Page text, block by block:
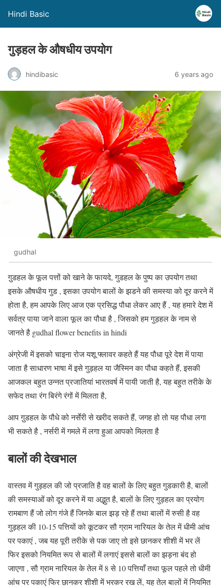
Hindi Basic
गुड़हल के औषधीय उपयोग
hindibasic 6 years ago
gudhal
गु़डहल के फूल पत्तों को खाने के फायदे, गुडहल के पुष्प का उपयोग तथा
इसके औषधीय गुड , इसका उपयोग बालों के झडने की समस्या को दूर करने में
होता है, हम आपके लिए आज एक प्रसिद्ध पौधा लेकर आए हैं , यह हमारे देश में
सर्वत्र पाया जाने वाला फूल का पौधा है , जिसको हम गुड़हल के नाम से
जानते है gudhal flower benefits in hindi
अंग्रेजी में इसको चाइना रोज यशू फ्लावर कहते हैं यह पौधा पूरे देश में पाया
जाता है साधारण भाषा में इसे गुड़हल या जैस्मिन का पौधा कहते हैं, इसकी
आजकल बहुत उन्नत प्रजातियां भारतवर्ष में पायी जाती है, यह बहुत तरीके के
सफेद तथा रंग बिरंगे रंगों में मिलता है,
आप गु़डहल के पौधे को नर्सेरी से खरीद सकते हैं, जगह हो तो यह पौधा लगा
भी सकते है , नर्सरी में गमले में लगा हुआ आपको मिलता है
बालों की देखभाल
वास्तव में गुड़हल की जो प्रजाति है वह बालों के लिए बहुत गुडकारी है, बालों
की समस्याओं को दूर करने में या अद्भुत है, बालों के लिए गुड़हल का प्रयोग
रामबाण हैं जो लोग गंजे हैं जिनके बाल झड़ रहे हैं तथा बालों में रुसी है वह
गुड़हल की 10-15 पत्तियों को कूटकर सौ ग्राम नारियल के तेल में धीमी आंच
पर पकाएं , जब यह पूरी तरीके से पक जाए तो इसे छानकर शीशी में भर लें
फिर इसको नियमित रूप से बालों में लगाएं इससे बालों का झड़ना बंद हो
जाएगा , सौ ग्राम नारियल के तेल में 8 से 10 पत्तियाँ तथा फूल पहले तो धीमी
आंच पर पकाएं फिर छानकर शीशी में भरकर रख लें, यह तेल बालों में नियमित